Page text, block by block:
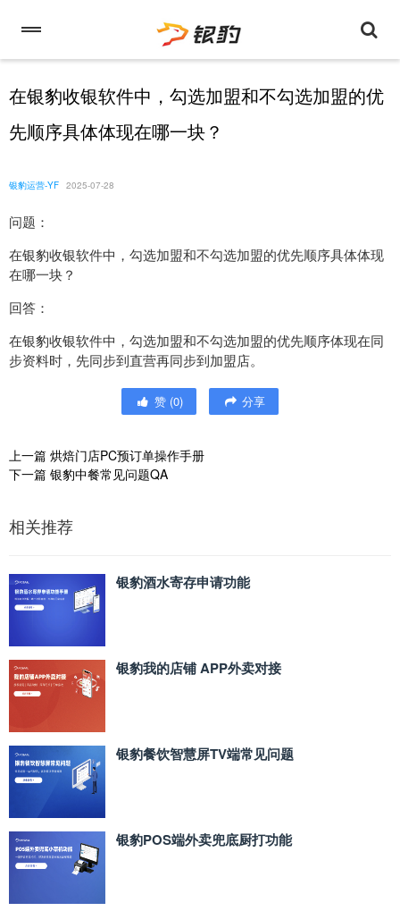
在银豹收银软件中，勾选加盟和不勾选加盟的优
先顺序具体体现在哪一块？
银豹运营-YF 2025-07-28
问题：
在银豹收银软件中，勾选加盟和不勾选加盟的优先顺序具体体现
在哪一块？
回答：
在银豹收银软件中，勾选加盟和不勾选加盟的优先顺序体现在同
步资料时，先同步到直营再同步到加盟店。
赞 (0) 分享
上一篇 烘焙门店PC预订单操作手册
下一篇 银豹中餐常见问题QA
相关推荐
银豹酒水寄存申请功能
银豹我的店铺 APP外卖对接
银豹餐饮智慧屏TV端常见问题
银豹POS端外卖兜底厨打功能